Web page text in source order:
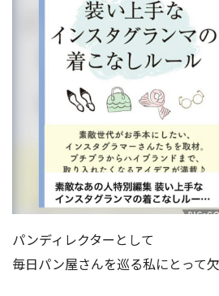
パンディレクターとして
毎日パン屋さんを巡る私にとって